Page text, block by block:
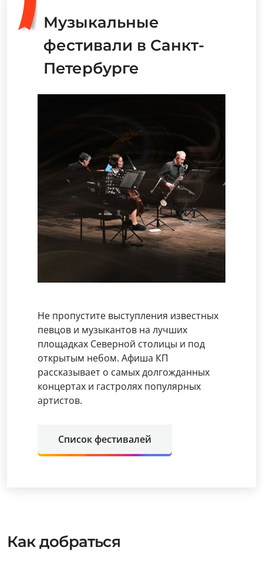
Музыкальные
фестивали в Санкт-
Петербурге
Не пропустите выступления известных
певцов и музыкантов на лучших
площадках Северной столицы и под
открытым небом. Афиша КП
рассказывает о самых долгожданных
концертах и гастролях популярных
артистов.
Список фестивалей
Как добраться